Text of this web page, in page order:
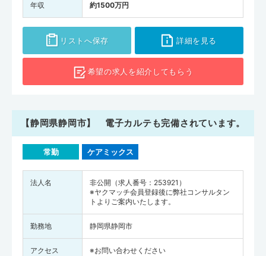
年収 約1500万円
リストへ保存 詳細を見る
希望の求人を紹介してもらう
【静岡県静岡市】 電子カルテも完備されています。
常勤 ケアミックス
法人名
非公開（求人番号：253921）
※ヤクマッチ会員登録後に弊社コンサルタン
トよりご案内いたします。
勤務地 静岡県静岡市
アクセス ※お問い合わせください